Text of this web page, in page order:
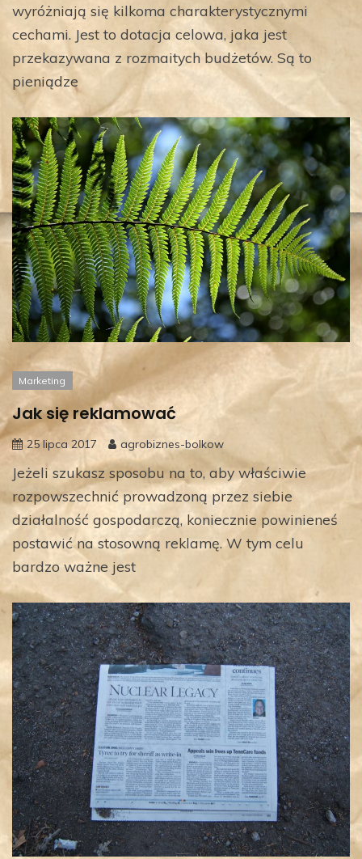
wyróżniają się kilkoma charakterystycznymi
cechami. Jest to dotacja celowa, jaka jest
przekazywana z rozmaitych budżetów. Są to
pieniądze
Marketing
Jak się reklamować
25 lipca 2017 agrobiznes-bolkow
Jeżeli szukasz sposobu na to, aby właściwie
rozpowszechnić prowadzoną przez siebie
działalność gospodarczą, koniecznie powinieneś
postawić na stosowną reklamę. W tym celu
bardzo ważne jest